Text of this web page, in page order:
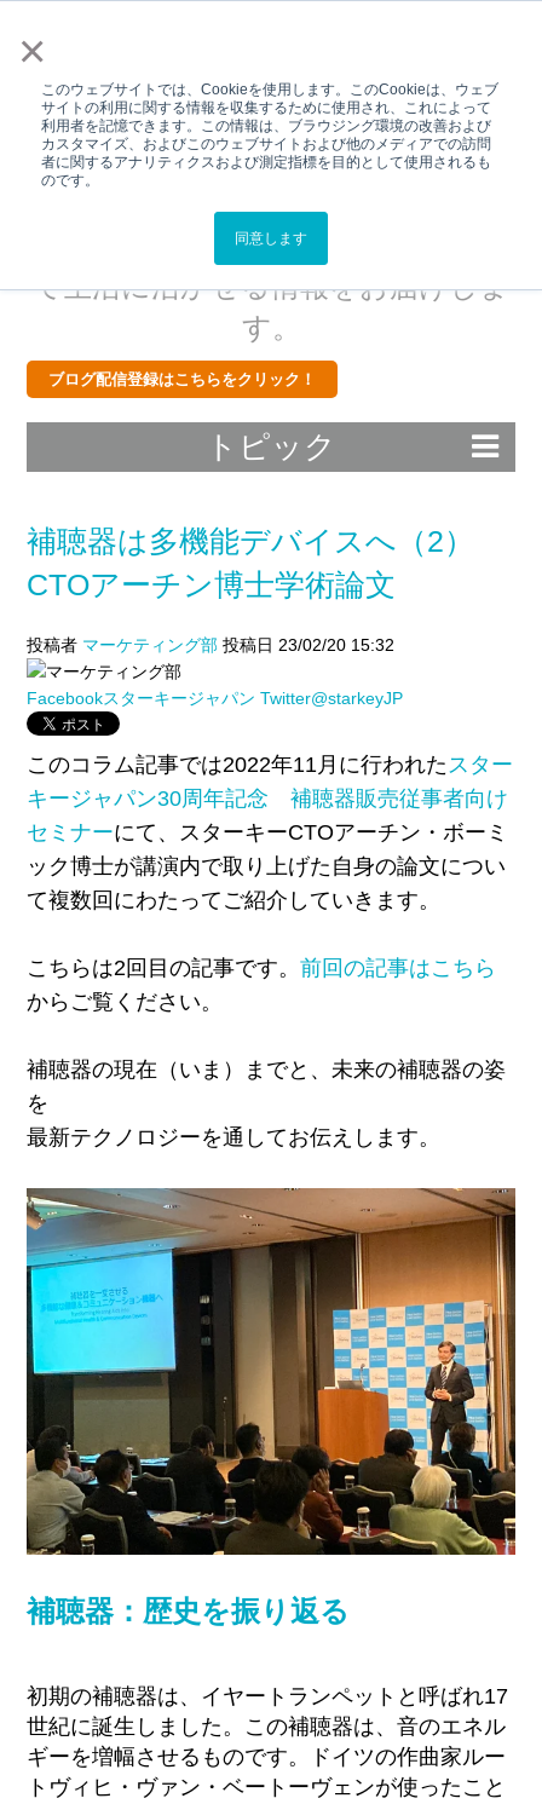
×
このウェブサイトでは、Cookieを使用します。このCookieは、ウェブ
サイトの利用に関する情報を収集するために使用され、これによって
利用者を記憶できます。この情報は、ブラウジング環境の改善および
カスタマイズ、およびこのウェブサイトおよび他のメディアでの訪問
者に関するアナリティクスおよび測定指標を目的として使用されるも
のです。
同意します
Hear Better.Live
Better.BLOG
スターキーから補聴器・難聴につい
て生活に活かせる情報をお届けしま
す。
ブログ配信登録はこちらをクリック！
トピック
補聴器は多機能デバイスへ（2）
CTOアーチン博士学術論文
投稿者 マーケティング部投稿日 23/02/20 15:32
Facebookスターキージャパン Twitter@starkeyJP
このコラム記事では2022年11月に行われたスター
キージャパン30周年記念 補聴器販売従事者向け
セミナーにて、スターキーCTOアーチン・ボーミ
ック博士が講演内で取り上げた自身の論文につい
て複数回にわたってご紹介していきます。
こちらは2回目の記事です。 前回の記事はこちら
からご覧ください。
補聴器の現在（いま）までと、未来の補聴器の姿
を
最新テクノロジーを通してお伝えします。
補聴器：歴史を振り返る
初期の補聴器は、イヤートランペットと呼ばれ17
世紀に誕生しました。
この補聴器は、音のエネル
ギーを増幅させるものです。ドイツの作曲家ルー
トヴィヒ・ヴァン・ベートーヴェンが使ったこと